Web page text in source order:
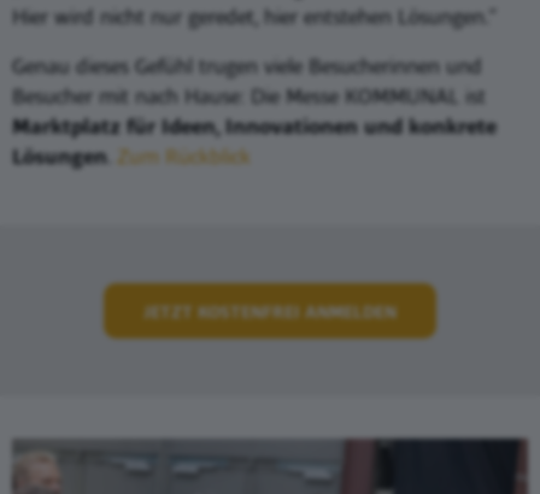
Hier wird nicht nur geredet, hier entstehen Lösungen.“
Genau dieses Gefühl trugen viele Besucherinnen und
Besucher mit nach Hause: Die Messe KOMMUNAL ist
Marktplatz für Ideen, Innovationen und konkrete
Lösungen Zum Rückblick
JETZT KOSTENFREI ANMELDEN